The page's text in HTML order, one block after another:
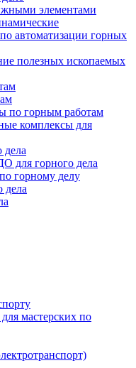
элементами
автоматизации горных
полезных ископаемых
по горным работам
комплексы для
дела
для горного дела
горному делу
дела
мастерских по